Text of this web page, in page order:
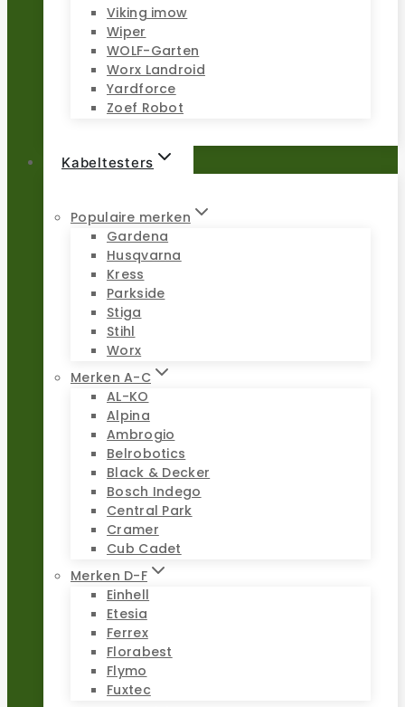
Viking imow
Wiper
WOLF-Garten
Worx Landroid
Yardforce
Zoef Robot
Kabeltesters
Populaire merken
Gardena
Husqvarna
Kress
Parkside
Stiga
Stihl
Worx
Merken A-C
AL-KO
Alpina
Ambrogio
Belrobotics
Black & Decker
Bosch Indego
Central Park
Cramer
Cub Cadet
Merken D-F
Einhell
Etesia
Ferrex
Florabest
Flymo
Fuxtec